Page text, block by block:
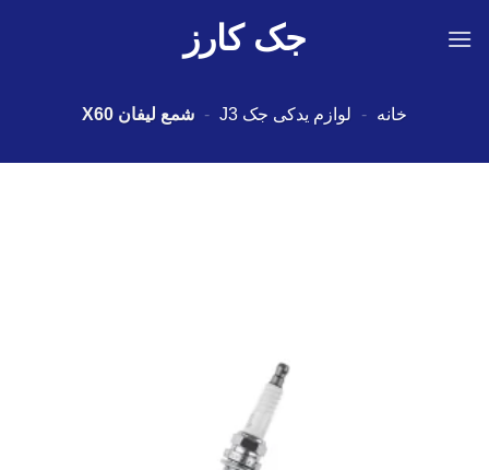
جک کارز
خانه - لوازم یدکی جک J3 - شمع لیفان X60